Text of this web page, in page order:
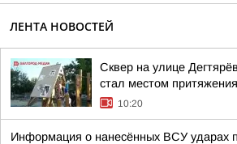
ЛЕНТА НОВОСТЕЙ
Сквер на улице
стал местом
10:20
Информация о нанесённых ВСУ ударах